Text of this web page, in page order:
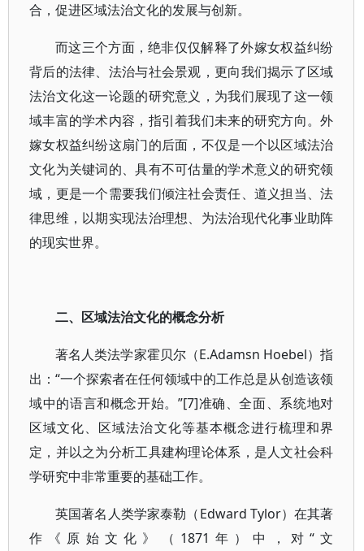
合，促进区域法治文化的发展与创新。
而这三个方面，绝非仅仅解释了外嫁女权益纠纷
背后的法律、法治与社会景观，更向我们揭示了区域
法治文化这一论题的研究意义，为我们展现了这一领
域丰富的学术内容，指引着我们未来的研究方向。外
嫁女权益纠纷这扇门的后面，不仅是一个以区域法治
文化为关键词的、具有不可估量的学术意义的研究领
域，更是一个需要我们倾注社会责任、道义担当、法
律思维，以期实现法治理想、为法治现代化事业助阵
的现实世界。
二、区域法治文化的概念分析
著名人类法学家霍贝尔（E.Adamsn Hoebel）指
出：“一个探索者在任何领域中的工作总是从创造该领
域中的语言和概念开始。”[7]准确、全面、系统地对
区域文化、区域法治文化等基本概念进行梳理和界
定，并以之为分析工具建构理论体系，是人文社会科
学研究中非常重要的基础工作。
英国著名人类学家泰勒（Edward Tylor）在其著
作《原始文化》（1871年）中，对“文